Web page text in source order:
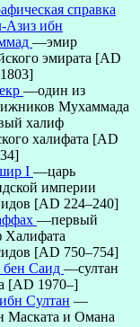
справка
Азиз ибн
—эмир
эмирата [AD
—один из
Мухаммада
халиф
халифата [AD
I —царь
империи
[AD 224–240]
—первый
Халифата
[AD 750–754]
бен Саид —султан
[AD 1970–]
Султан —
Маската и Омана